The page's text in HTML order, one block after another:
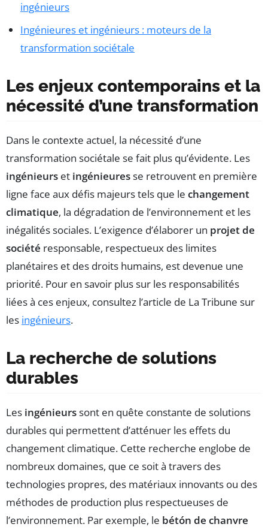
ingénieurs
Ingénieures et ingénieurs : moteurs de la
transformation sociétale
Les enjeux contemporains et la
nécessité d’une transformation
Dans le contexte actuel, la nécessité d’une
transformation sociétale se fait plus qu’évidente. Les
ingénieurs et ingénieuresse retrouvent en première
ligne face aux défis majeurs tels que le changement
climatique, la dégradation de l’environnement et les
inégalités sociales. L’exigence d’élaborer un projet de
société responsable, respectueux des limites
planétaires et des droits humains, est devenue une
priorité. Pour en savoir plus sur les responsabilités
liées à ces enjeux, consultez l’article de La Tribune sur
les ingénieurs.
La recherche de solutions
durables
Les ingénieurssont en quête constante de solutions
durables qui permettent d’atténuer les effets du
changement climatique. Cette recherche englobe de
nombreux domaines, que ce soit à travers des
technologies propres, des matériaux innovants ou des
méthodes de production plus respectueuses de
l’environnement. Par exemple, le bétón de chanvre